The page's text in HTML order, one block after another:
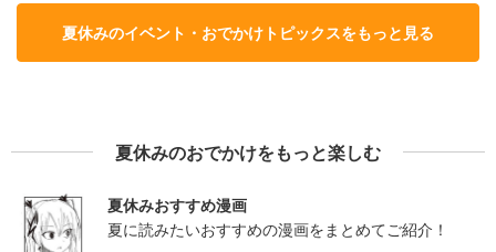
夏休みのイベント・おでかけトピックスをもっと見る
夏休みのおでかけをもっと楽しむ
夏休みおすすめ漫画
夏に読みたいおすすめの漫画をまとめてご紹介！